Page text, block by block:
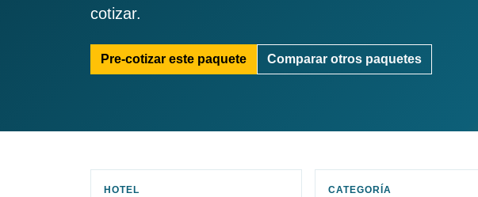
cotizar.
Pre-cotizar este paquete Comparar otros paquetes
HOTEL CATEGORÍA